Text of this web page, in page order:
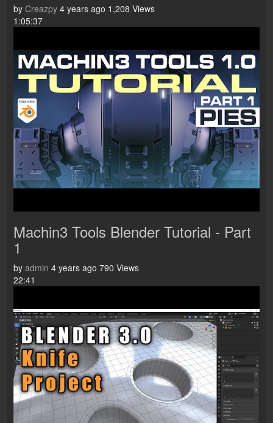
by Creazpy 4 years ago 1,208 Views
1:05:37
Machin3 Tools Blender Tutorial - Part
1
by admin 4 years ago 790 Views
22:41